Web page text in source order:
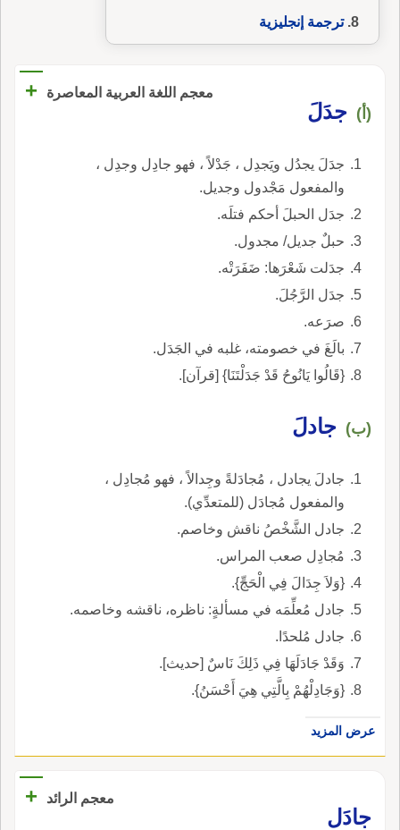
ترجمة إنجليزية
معجم اللغة العربية المعاصرة +
(أ) جدَلَ
جدَلَ يجدُل ويَجدِل ، جَدْلاً ، فهو جادِل وجدِل ،
والمفعول مَجْدول وجديل.
جدَل الحبلَ أحكم فتلَه.
حبلٌ جديل/ مجدول.
جدَلت شَعْرَها: ضَفَرَتْه.
جدَل الرَّجُلَ.
صرَعه.
بالَغَ في خصومته، غلبه في الجَدَل.
{قَالُوا يَانُوحُ قَدْ جَدَلْتَنَا} [قرآن].
(ب) جادلَ
جادلَ يجادل ، مُجادَلةً وجِدالاً ، فهو مُجادِل ،
والمفعول مُجادَل (للمتعدِّي).
جادل الشَّخْصُ ناقش وخاصم.
مُجادِل صعب المراس.
{وَلاَ جِدَالَ فِي الْحَجِّ}.
جادل مُعلِّمَه في مسألةٍ: ناظره، ناقشه وخاصمه.
جادل مُلحدًا.
وَقَدْ جَادَلَهَا فِي ذَلِكَ نَاسٌ [حديث].
{وَجَادِلْهُمْ بِالَّتِي هِيَ أَحْسَنُ}.
عرض المزيد
معجم الرائد
+
جادَل